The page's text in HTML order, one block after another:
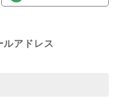
ルアドレス